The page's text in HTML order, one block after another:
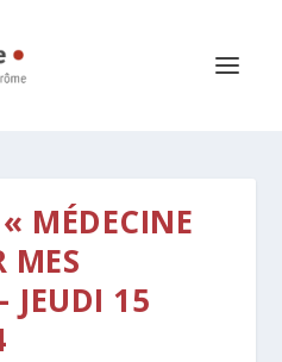
MÉDECINE
MES
JEUDI 15